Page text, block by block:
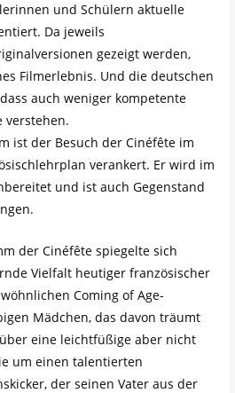
und Schülern aktuelle
Da jeweils
gezeigt werden,
Filmerlebnis. Und die deutschen
auch weniger kompetente
verstehen.
ist der Besuch der Cinéfête im
verankert. Er wird im
und ist auch Gegenstand
der Cinéfête spiegelte sich
Vielfalt heutiger französischer
Coming of Age-
Mädchen, das davon träumt
eine leichtfüßige aber nicht
um einen talentierten
der seinen Vater aus der